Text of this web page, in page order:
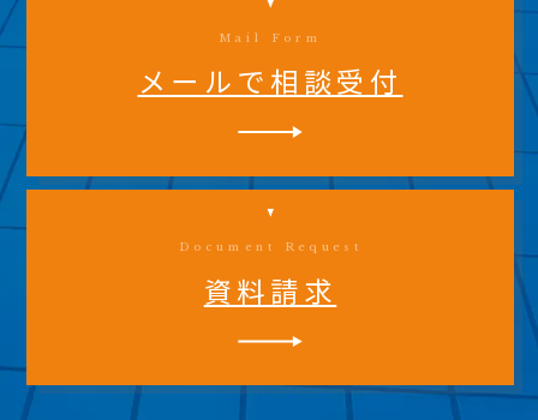
Mail Form
メールで相談受付
Document Request
資料請求